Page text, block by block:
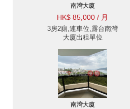
南灣大廈
HK$ 85,000 / 月
3房2廁,連車位,露台南灣
大廈出租單位
南灣大廈